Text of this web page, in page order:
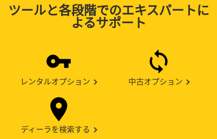
ツールと各段階でのエキスパートに
よるサポート
レンタルオプション 中古オプション
ディーラを検索する